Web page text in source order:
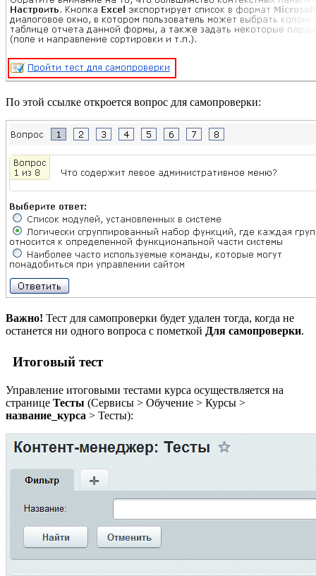
По этой ссылке откроется вопрос для самопроверки:
Важно! Тест для самопроверки будет удален тогда, когда не
останется ни одного вопроса с пометкой Для самопроверки.
Итоговый тест
Управление итоговыми тестами курса осуществляется на
странице Тесты (Сервисы > Обучение > Курсы >
название_курса > Тесты):